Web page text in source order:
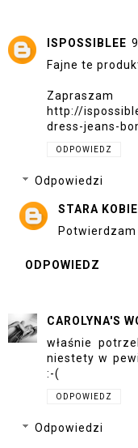
ISPOSSIBLEE
Fajne te
Zapraszam
http://
dress-jeans-
ODPOWIEDZ
Odpowiedzi
STARA
ODPOWIEDZ
CAROLYNA'S
właśnie
niestety w
:-(
ODPOWIEDZ
Odpowiedzi